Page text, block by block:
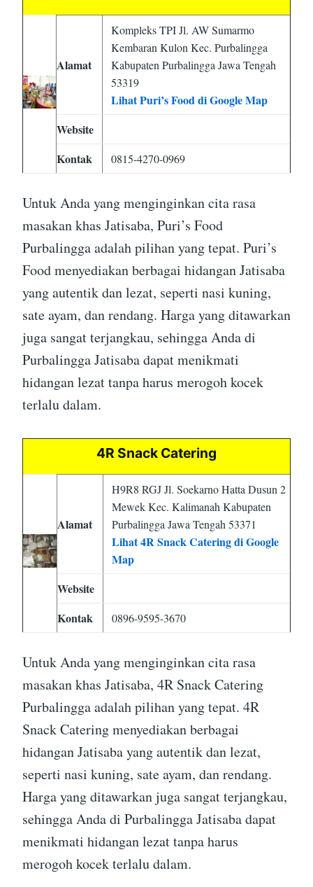
Alamat
Kompleks TPI Jl. AW Sumarmo
Kembaran Kulon Kec. Purbalingga
Kabupaten Purbalingga Jawa Tengah
53319
Lihat Puri’s Food di Google Map
Website
Kontak
0815-4270-0969
Untuk Anda yang menginginkan cita rasa
masakan khas Jatisaba, Puri’s Food
Purbalingga adalah pilihan yang tepat. Puri’s
Food menyediakan berbagai hidangan Jatisaba
yang autentik dan lezat, seperti nasi kuning,
sate ayam, dan rendang. Harga yang ditawarkan
juga sangat terjangkau, sehingga Anda di
Purbalingga Jatisaba dapat menikmati
hidangan lezat tanpa harus merogoh kocek
terlalu dalam.
4R Snack Catering
Alamat
H9R8 RGJ Jl. Soekarno Hatta Dusun 2
Mewek Kec. Kalimanah Kabupaten
Purbalingga Jawa Tengah 53371
Lihat 4R Snack Catering di Google
Map
Website
Kontak
0896-9595-3670
Untuk Anda yang menginginkan cita rasa
masakan khas Jatisaba, 4R Snack Catering
Purbalingga adalah pilihan yang tepat. 4R
Snack Catering menyediakan berbagai
hidangan Jatisaba yang autentik dan lezat,
seperti nasi kuning, sate ayam, dan rendang.
Harga yang ditawarkan juga sangat terjangkau,
sehingga Anda di Purbalingga Jatisaba dapat
menikmati hidangan lezat tanpa harus
merogoh kocek terlalu dalam.